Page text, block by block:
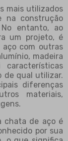
mais utilizados
na construção
entanto, ao
um projeto, é
com outras
madeira
de qual utilizar.
diferenças
materiais,
chata de aço é
por sua